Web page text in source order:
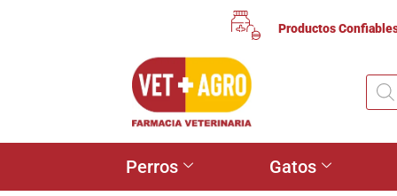
Productos
Perros Gatos